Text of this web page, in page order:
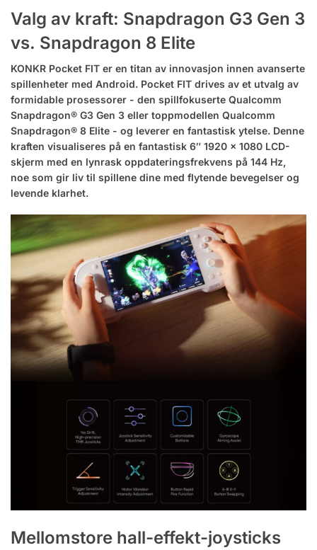
Valg av kraft: Snapdragon G3 Gen 3
vs. Snapdragon 8 Elite
KONKR Pocket FIT er en titan av innovasjon innen avanserte
spillenheter med Android. Pocket FIT drives av et utvalg av
formidable prosessorer - den spillfokuserte Qualcomm
Snapdragon® G3 Gen 3 eller toppmodellen Qualcomm
Snapdragon® 8 Elite - og leverer en fantastisk ytelse. Denne
kraften visualiseres på en fantastisk 6″ 1920 × 1080 LCD-
skjerm med en lynrask oppdateringsfrekvens på 144 Hz,
noe som gir liv til spillene dine med flytende bevegelser og
levende klarhet.
Mellomstore hall-effekt-joysticks